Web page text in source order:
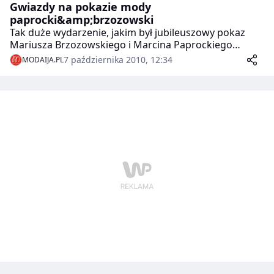
Gwiazdy na pokazie mody
paprocki&amp;brzozowski
Tak duże wydarzenie, jakim był jubileuszowy pokaz
Mariusza Brzozowskiego i Marcina Paprockiego
przyciągnęło przed wybieg tłum gwiazd.
MODAIJA.PL7 października 2010, 12:34